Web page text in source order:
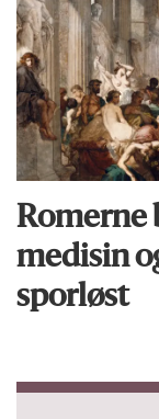
Romerne
medisin
sporløst